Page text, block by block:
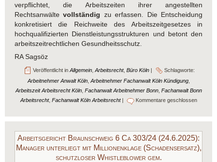
verpflichtet, die Arbeitszeiten ihrer angestellten
Rechtsanwältevollständig zu erfassen. Die Entscheidung
konkretisiert die Reichweite des Arbeitszeitgesetzes in
hochqualifizierten Dienstleistungsstrukturen und betont den
arbeitszeitrechtlichen Gesundheitsschutz.
RA Sagsöz
Veröffentlicht in Allgemein Arbeitsrecht, Büro Köln
Schlagworte:
Arbeitnehmer Anwalt Köln,Arbeitnehmer Fachanwalt Köln Kündigung,
Arbeitszeit Arbeitsrecht Köln, Fachanwalt Arbeitnehmer Bonn, Fachanwalt Bonn
Arbeitsrecht, Fachanwalt Köln Arbeitsrecht| Kommentare geschlossen
Arbeitsgericht Braunschweig 6 Ca 303/24 (24.6.2025):
Manager unterliegt mit Millionenklage (Schadensersatz),
schutzloser Whistleblower gem.